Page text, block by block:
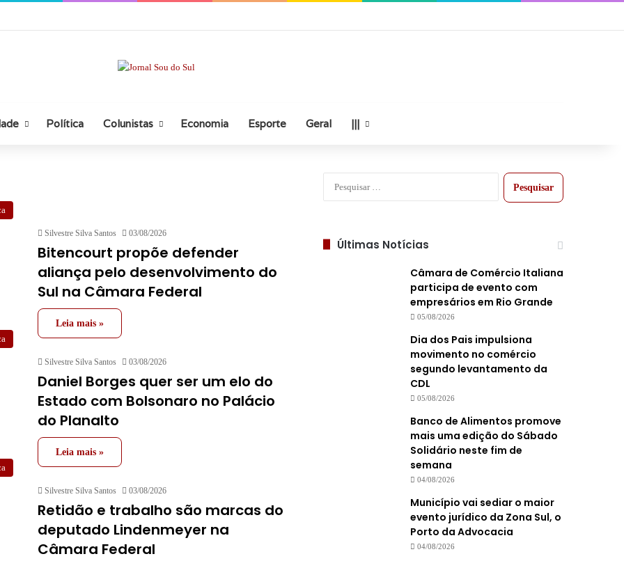
Política Colunistas Economia Esporte Geral |||
Silvestre Silva Santos 03/08/2026
Bitencourt propõe defender
aliança pelo desenvolvimento do
Sul na Câmara Federal
Leia mais »
Silvestre Silva Santos 03/08/2026
Daniel Borges quer ser um elo do
Estado com Bolsonaro no Palácio
do Planalto
Leia mais »
Silvestre Silva Santos 03/08/2026
Retidão e trabalho são marcas do
deputado Lindenmeyer na
Câmara Federal
Pesquisar
Últimas Notícias
Câmara de Comércio Italiana
participa de evento com
empresários em Rio Grande
05/08/2026
Dia dos Pais impulsiona
movimento no comércio
segundo levantamento da
CDL
05/08/2026
Banco de Alimentos promove
mais uma edição do Sábado
Solidário neste fim de
semana
04/08/2026
Município vai sediar o maior
evento jurídico da Zona Sul, o
Porto da Advocacia
04/08/2026